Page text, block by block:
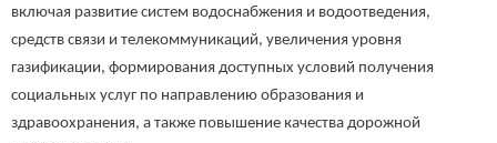
включая развитие систем водоснабжения и водоотведения,
средств связи и телекоммуникаций, увеличения уровня
газификации, формирования доступных условий получения
социальных услуг по направлению образования и
здравоохранения, а также повышение качества дорожной